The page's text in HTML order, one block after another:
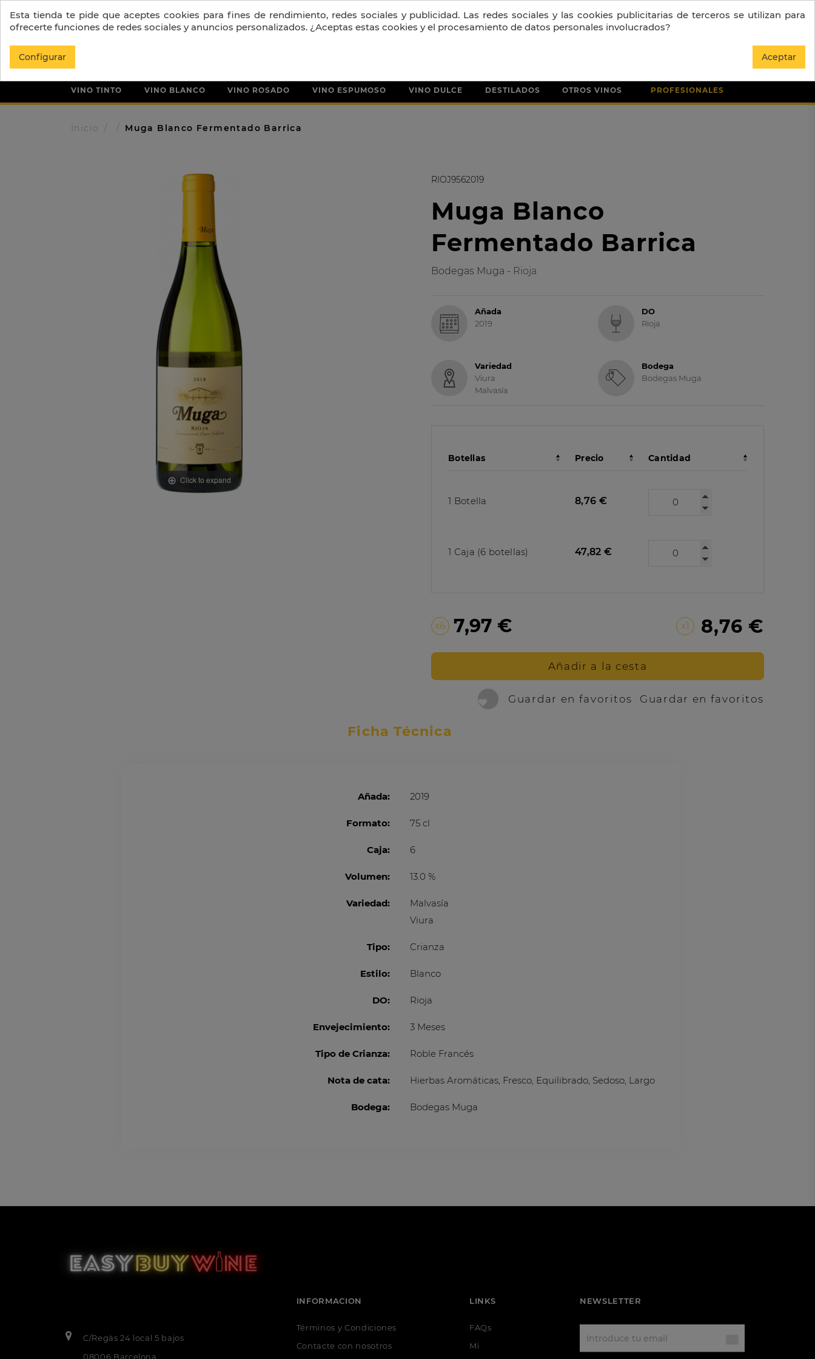
0
VINO TINTO VINO BLANCO VINO ROSADO VINO ESPUMOSO VINO DULCE DESTILADOS OTROS VINOS PROFESIONALES
Inicio Muga Blanco Fermentado Barrica
Click to expand
RIOJ9562019
Muga Blanco
Fermentado Barrica
Bodegas Muga - Rioja
Añada
2019
DO
Rioja
Variedad
Viura
Malvasía
Bodega
Bodegas Muga
Botellas Precio Cantidad
1 Botella 8,76 €
1 Caja (6 botellas) 47,82 €
x6 7,97 € x1 8,76 €
Añadir a la cesta
Guardar en favoritos Guardar en favoritos
Ficha Técnica
Añada: 2019
Formato: 75 cl
Caja: 6
Volumen: 13.0 %
Variedad:
Malvasía
Viura
Tipo: Crianza
Estilo: Blanco
DO: Rioja
Envejecimiento: 3 Meses
Tipo de Crianza: Roble Francés
Nota de cata: Hierbas Aromáticas, Fresco, Equilibrado, Sedoso, Largo
Bodega: Bodegas Muga
C/Regàs 24 local 5 bajos
08006 Barcelona
INFORMACION
Términos y Condiciones
Contacte con nosotros
LINKS
FAQs
Mi
NEWSLETTER
Esta tienda te pide que aceptes cookies para fines de rendimiento, redes sociales y publicidad. Las redes sociales y las cookies publicitarias de terceros se utilizan para
ofrecerte funciones de redes sociales y anuncios personalizados. ¿Aceptas estas cookies y el procesamiento de datos personales involucrados?
Aceptar
Configurar